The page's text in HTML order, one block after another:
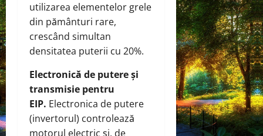
utilizarea elementelor grele
din pământuri rare,
crescând simultan
densitatea puterii cu 20%.
Electronică de putere și
transmisie pentru
EIP. Electronica de putere
(invertorul) controlează
motorul electric și, de